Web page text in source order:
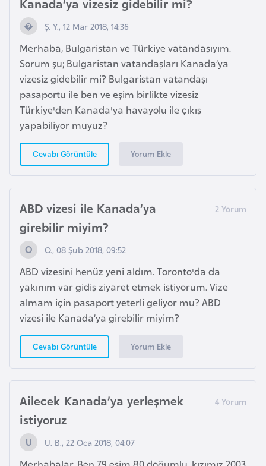
Ş. Y., 12 Mar 2018, 14:36
Merhaba, Bulgaristan ve Türkiye vatandaşıyım.
Sorum şu; Bulgaristan vatandaşları Kanada’ya
vizesiz gidebilir mi? Bulgaristan vatandaşı
pasaportu ile ben ve eşim birlikte vizesiz
Türkiye'den Kanada'ya havayolu ile çıkış
yapabiliyor muyuz?
Cevabı Görüntüle Yorum Ekle
ABD vizesi ile Kanada’ya
girebilir miyim?
O., 08 Şub 2018, 09:52
ABD vizesini henüz yeni aldım. Toronto'da da
yakınım var gidiş ziyaret etmek istiyorum. Vize
almam için pasaport yeterli geliyor mu? ABD
vizesi ile Kanada’ya girebilir miyim?
Cevabı Görüntüle Yorum Ekle
Ailecek Kanada’ya yerleşmek
istiyoruz
U. B., 22 Oca 2018, 04:07
G
u
y
a
n
H
d
i
t
a
n
ı
t
t
a
n